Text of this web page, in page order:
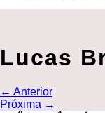
Lucas
← Anterior
Próxima →